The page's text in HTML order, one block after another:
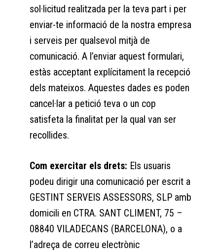
sol·licitud realitzada per la teva part i per
enviar-te informació de la nostra empresa
i serveis per qualsevol mitjà de
comunicació. A l’enviar aquest formulari,
estàs acceptant explícitament la recepció
dels mateixos. Aquestes dades es poden
cancel·lar a petició teva o un cop
satisfeta la finalitat per la qual van ser
recollides.
Com exercitar els drets: Els usuaris
podeu dirigir una comunicació per escrit a
GESTINT SERVEIS ASSESSORS, SLP amb
domicili en CTRA. SANT CLIMENT, 75 –
08840 VILADECANS (BARCELONA), o a
l’adreça de correu electrònic